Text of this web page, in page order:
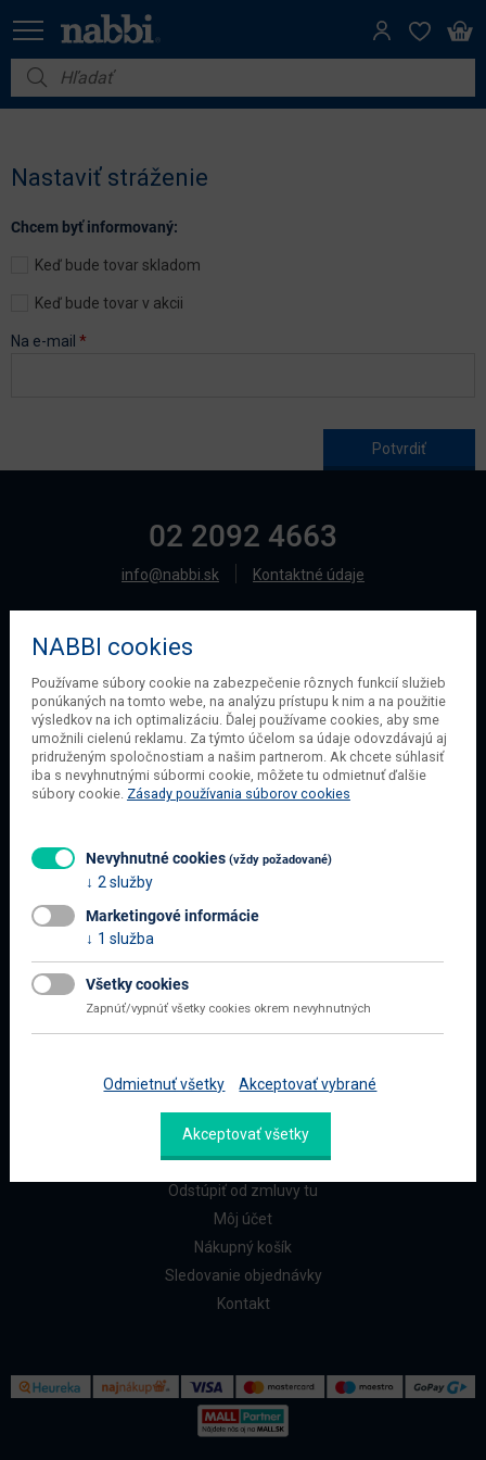
Nábytok
Dom a záhrada
Akcie
Nastaviť stráženie
Chcem byť informovaný:
Keď bude tovar skladom
Keď bude tovar v akcii
Na e-mail *
02 2092 4663
info@nabbi.sk Kontaktné údaje
O SPOLOČNOSTI
O našej spoločnosti
Obchodné podmienky
Ochrana osobných údajov
Blog
Všetko o nákupe
Najčastejšie otázky
Doprava a platba
ZÁKAZNÍCI
Reklamačný formulár
Odstúpiť od zmluvy tu
Môj účet
Nákupný košík
Sledovanie objednávky
Kontakt
NABBI cookies
Používame súbory cookie na zabezpečenie rôznych funkcií služieb
ponúkaných na tomto webe, na analýzu prístupu k nim a na použitie
výsledkov na ich optimalizáciu. Ďalej používame cookies, aby sme
umožnili cielenú reklamu. Za týmto účelom sa údaje odovzdávajú aj
pridruženým spoločnostiam a našim partnerom. Ak chcete súhlasiť
iba s nevyhnutnými súbormi cookie, môžete tu odmietnuť ďalšie
súbory cookie. Zásady používania súborov cookies
Nevyhnutné cookies (vždy požadované)
2 služby
Marketingové informácie
1 služba
Všetky cookies
Zapnúť/vypnúť všetky cookies okrem nevyhnutných
Odmietnuť všetky Akceptovať vybrané
Akceptovať všetky